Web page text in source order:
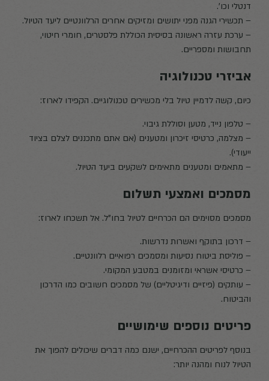
דנטלי וכו'.
– תכשירי הגנה מפני יתושים ומזיקים אחרים הרלוונטיים ליעד הטיול.
– ערכת עזרה ראשונה בסיסית הכוללת פלסטרים, חומרי חיטוי,
תחבושות ומספריים.
אביזרי טכנולוגיה
כיום, קשה לדמיין טיול בלי מכשירים טכנולוגיים. הקפידו לארוז:
– טלפון נייד, מטען וסוללת גיבוי.
– מצלמה, כרטיסי זיכרון ומטענים (אם אתם מתכננים לצלם בציוד
ייעודי).
– מתאמים ומטענים מתאימים לשקעים ביעד הטיול.
מסמכים ואמצעי תשלום
מסמכים מסוימים הם הכרחיים לטיול בחו"ל. אל תשכחו לארוז:
– דרכון בתוקף ואשרות נדרשות.
– פוליסת ביטוח נסיעות ומסמכים רפואיים רלוונטיים.
– כרטיסי אשראי ומזומנים במטבע המקומי.
– עותקים (פיזיים ודיגיטליים) של מסמכים חשובים כמו הדרכון
והביטוח.
פריטים נוספים שימושיים
בנוסף לפריטים ההכרחיים, ישנם כמה דברים שיכולים להפוך את
הטיול לנוח ומהנה יותר: